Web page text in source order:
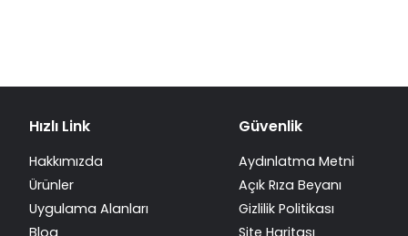
Hızlı Link
Hakkımızda
Ürünler
Uygulama Alanları
Güvenlik
Aydınlatma Metni
Açık Rıza Beyanı
Gizlilik Politikası